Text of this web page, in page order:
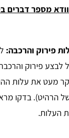
מספר דברים
פירוק והרכבה:
לבצע פירוק
הרהיט). בדקו
העלות.